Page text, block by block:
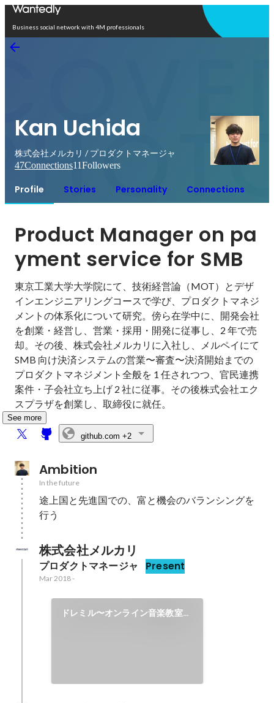
Business social network with 4M professionals
Kan Uchida
株式会社メルカリ / プロダクトマネージャ
47Connections11Followers
Profile Stories Personality Connections
Product Manager on pa
yment service for SMB
東京工業大学大学院にて、技術経営論（MOT）とデザ
インエンジニアリングコースで学び、プロダクトマネジ
メントの体系化について研究。傍ら在学中に、開発会社
を創業・経営し、営業・採用・開発に従事し、2 年で売
却。その後、株式会社メルカリに入社し、メルペイにて
SMB 向け決済システムの営業〜審査〜決済開始までの
プロダクトマネジメント全般を 1 任されつつ、官民連携
案件・子会社立ち上げ 2 社に従事。その後株式会社エク
スプラザを創業し、取締役に就任。
See more
github.com +2
Ambition
In the future
途上国と先進国での、富と機会のバランシングを
行う
株式会社メルカリ
プロダクトマネージャ Present
Mar 2018-
ドレミル〜オンライン音楽教室紹